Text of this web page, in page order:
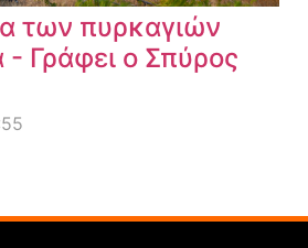
των πυρκαγιών
Γράφει ο Σπύρος